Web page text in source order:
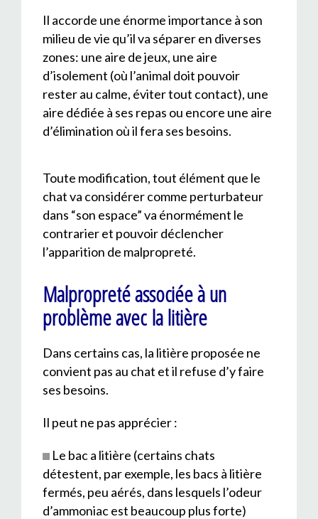
Il accorde une énorme importance à son
milieu de vie qu’il va séparer en diverses
zones: une aire de jeux, une aire
d’isolement (où l’animal doit pouvoir
rester au calme, éviter tout contact), une
aire dédiée à ses repas ou encore une aire
d’élimination où il fera ses besoins.
Toute modification, tout élément que le
chat va considérer comme perturbateur
dans “son espace” va énormément le
contrarier et pouvoir déclencher
l’apparition de malpropreté.
Malpropreté associée à un
problème avec la litière
Dans certains cas, la litière proposée ne
convient pas au chat et il refuse d’y faire
ses besoins.
Il peut ne pas apprécier :
Le bac a litière (certains chats
détestent, par exemple, les bacs à litière
fermés, peu aérés, dans lesquels l’odeur
d’ammoniac est beaucoup plus forte)